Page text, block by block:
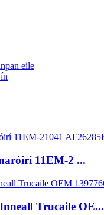
eile
11EM-2 ...
Trucaile OE...